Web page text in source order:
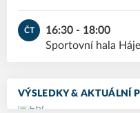
ČT
16:30 - 18:00
Sportovní hala Háje
VÝSLEDKY & AKTUÁLNÍ